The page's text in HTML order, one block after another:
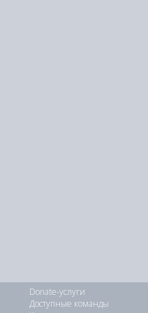
Donate-услуги
Доступные команды